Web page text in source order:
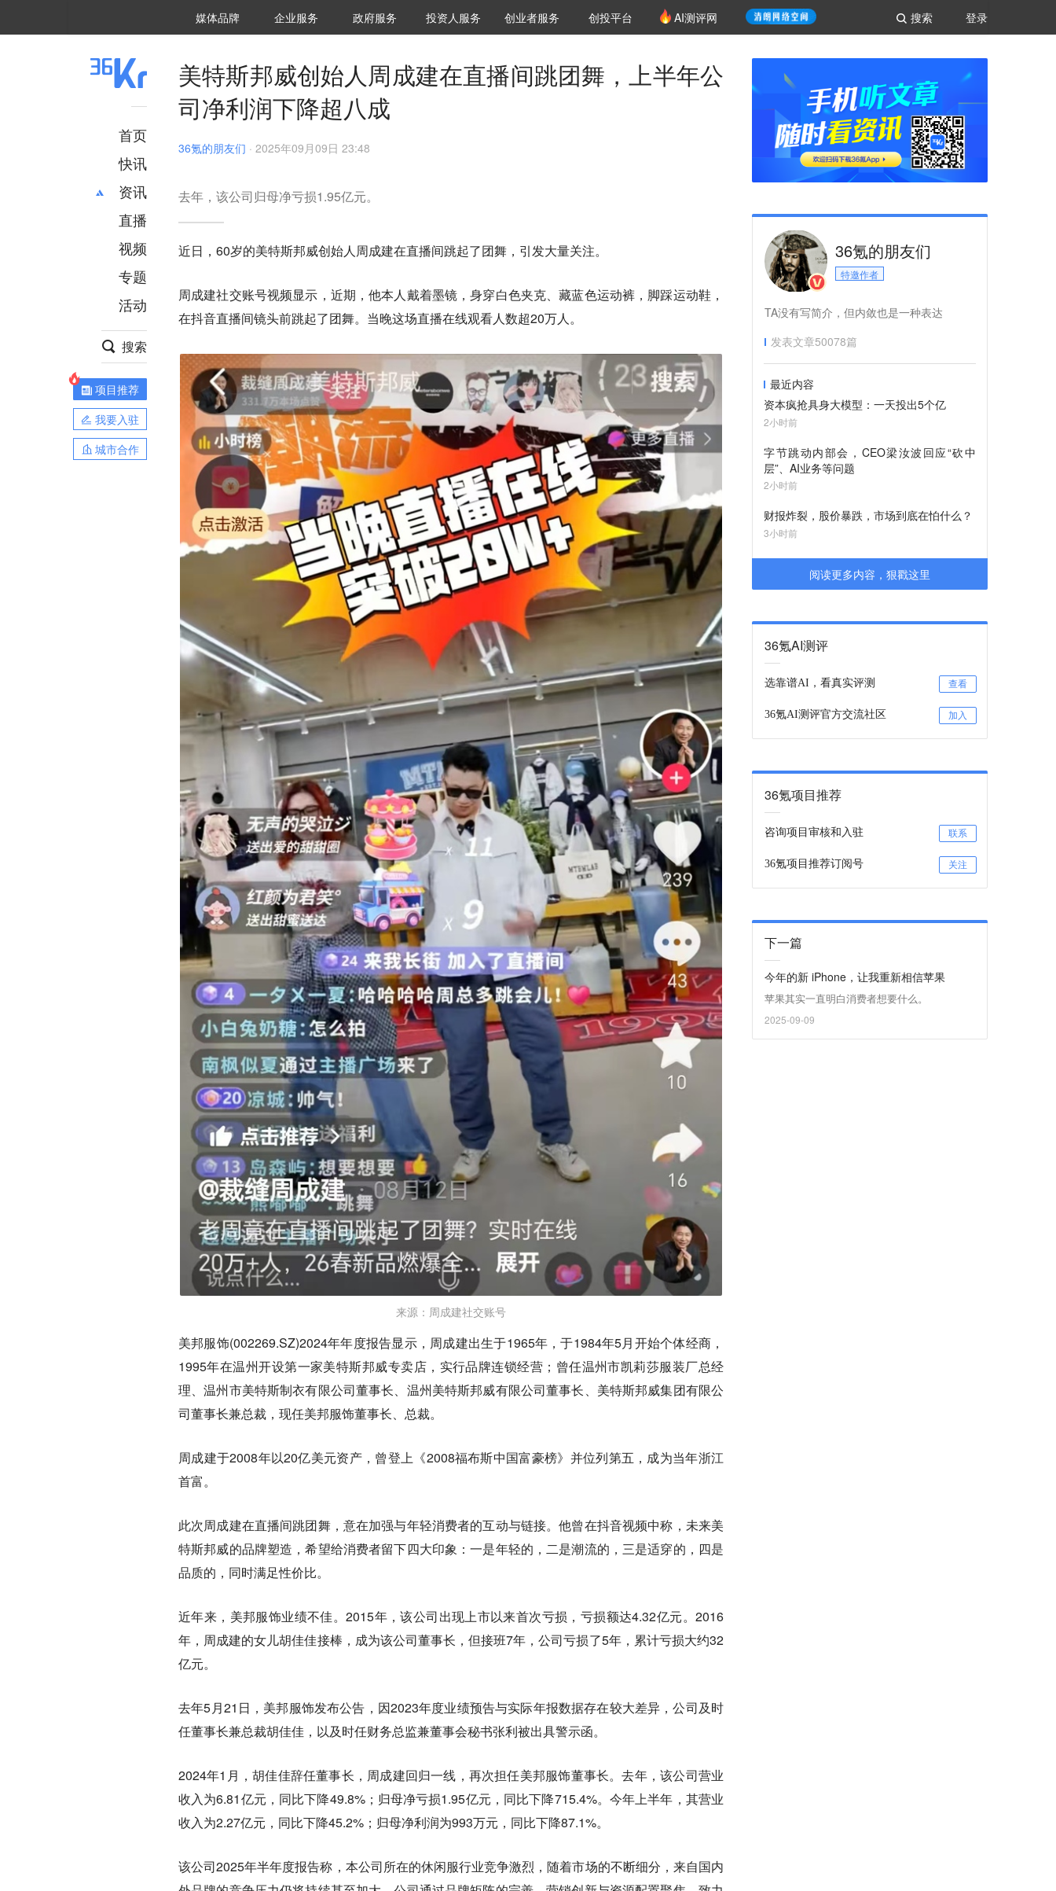
登录
搜索
媒体品牌 36Kr研究院
企业服务 城市之窗
政府服务 VClub投资机构库
投资机构职位推介
投资人服务 创投氪堂
创业者服务 创投平台 AI测评网
首页
快讯
资讯
推荐
财经
项目推荐
安徽
直播
视频
专题
活动
搜索
项目推荐
我要入驻
城市合作
美特斯邦威创始人周成建在直播间跳团舞，上半年公
司净利润下降超八成
36氪的朋友们 · 2025年09月09日 23:48
去年，该公司归母净亏损1.95亿元。
近日，60岁的美特斯邦威创始人周成建在直播间跳起了团舞，引发大量关注。
周成建社交账号视频显示，近期，他本人戴着墨镜，身穿白色夹克、藏蓝色运动裤，脚踩运动鞋，
在抖音直播间镜头前跳起了团舞。当晚这场直播在线观看人数超20万人。
来源：周成建社交账号
美邦服饰(002269.SZ)2024年年度报告显示，周成建出生于1965年，于1984年5月开始个体经商，
1995年在温州开设第一家美特斯邦威专卖店，实行品牌连锁经营；曾任温州市凯莉莎服装厂总经
理、温州市美特斯制衣有限公司董事长、温州美特斯邦威有限公司董事长、美特斯邦威集团有限公
司董事长兼总裁，现任美邦服饰董事长、总裁。
周成建于2008年以20亿美元资产，曾登上《2008福布斯中国富豪榜》并位列第五，成为当年浙江
首富。
此次周成建在直播间跳团舞，意在加强与年轻消费者的互动与链接。他曾在抖音视频中称，未来美
特斯邦威的品牌塑造，希望给消费者留下四大印象：一是年轻的，二是潮流的，三是适穿的，四是
品质的，同时满足性价比。
近年来，美邦服饰业绩不佳。2015年，该公司出现上市以来首次亏损，亏损额达4.32亿元。2016
年，周成建的女儿胡佳佳接棒，成为该公司董事长，但接班7年，公司亏损了5年，累计亏损大约32
亿元。
去年5月21日，美邦服饰发布公告，因2023年度业绩预告与实际年报数据存在较大差异，公司及时
任董事长兼总裁胡佳佳，以及时任财务总监兼董事会秘书张利被出具警示函。
2024年1月，胡佳佳辞任董事长，周成建回归一线，再次担任美邦服饰董事长。去年，该公司营业
收入为6.81亿元，同比下降49.8%；归母净亏损1.95亿元，同比下降715.4%。今年上半年，其营业
收入为2.27亿元，同比下降45.2%；归母净利润为993万元，同比下降87.1%。
该公司2025年半年度报告称，本公司所在的休闲服行业竞争激烈，随着市场的不断细分，来自国内
36氪的朋友们
特邀作者
TA没有写简介，但内敛也是一种表达
发表文章50078篇
最近内容
资本疯抢具身大模型：一天投出5个亿
2小时前
字节跳动内部会，CEO梁汝波回应“砍中
层”、AI业务等问题
2小时前
财报炸裂，股价暴跌，市场到底在怕什么？
3小时前
阅读更多内容，狠戳这里
36氪AI测评
选靠谱AI，看真实评测 查看
36氪AI测评官方交流社区 加入
36氪项目推荐
咨询项目审核和入驻 联系
36氪项目推荐订阅号 关注
下一篇
今年的新 iPhone，让我重新相信苹果
苹果其实一直明白消费者想要什么。
2025-09-09